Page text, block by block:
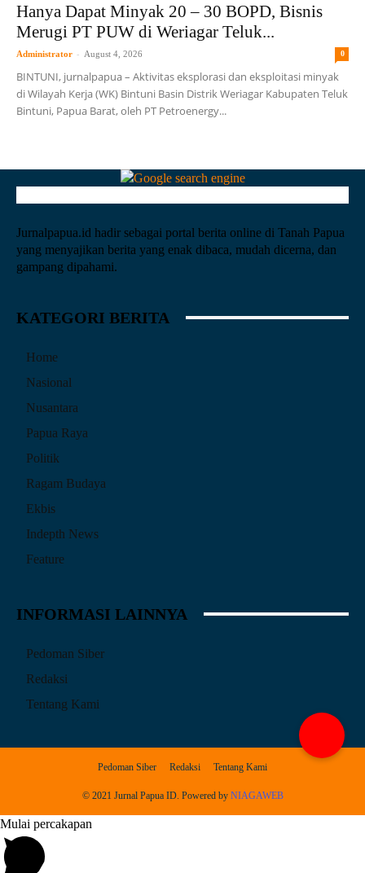
Hanya Dapat Minyak 20 – 30 BOPD, Bisnis
Merugi PT PUW di Weriagar Teluk...
Administrator - August 4, 2026 0
BINTUNI, jurnalpapua – Aktivitas eksplorasi dan eksploitasi minyak
di Wilayah Kerja (WK) Bintuni Basin Distrik Weriagar Kabupaten Teluk
Bintuni, Papua Barat, oleh PT Petroenergy...
Jurnalpapua.id hadir sebagai portal berita online di Tanah Papua
yang menyajikan berita yang enak dibaca, mudah dicerna, dan
gampang dipahami.
KATEGORI BERITA
Home
Nasional
Nusantara
Papua Raya
Politik
Ragam Budaya
Ekbis
Indepth News
Feature
INFORMASI LAINNYA
Pedoman Siber
Redaksi
Tentang Kami
Pedoman Siber Redaksi Tentang Kami
© 2021 Jurnal Papua ID. Powered by NIAGAWEB
Mulai percakapan